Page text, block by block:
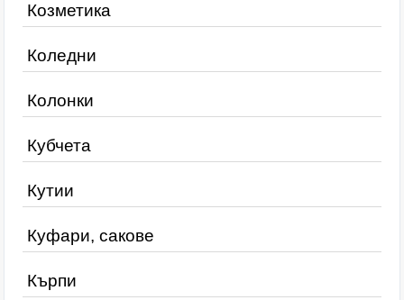
Козметика
Коледни
Колонки
Кубчета
Кутии
Куфари, сакове
Кърпи